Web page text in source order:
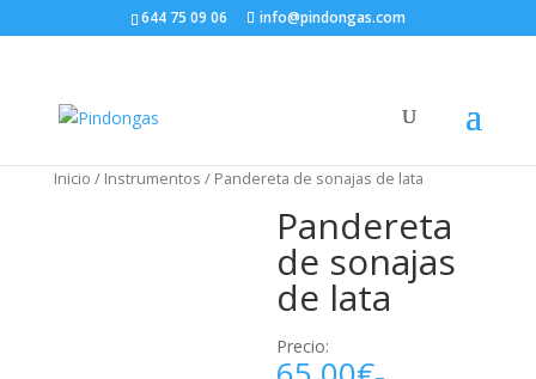
644 75 09 06 info@pindongas.com
Inicio / Instrumentos / Pandereta de sonajas de lata
Pandereta
de sonajas
de lata
Precio: